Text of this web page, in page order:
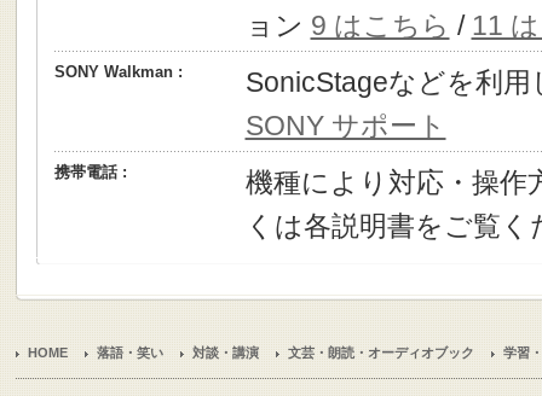
ョン 9 はこちら / 11
SONY Walkman :
SonicStageなどを利
SONY サポート
携帯電話 :
機種により対応・操作
くは各説明書をご覧く
HOME 落語・笑い 対談・講演 文芸・朗読・オーディオブック 学習